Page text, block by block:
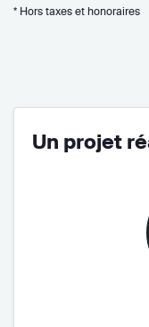
* Hors taxes et honoraires
Un projet